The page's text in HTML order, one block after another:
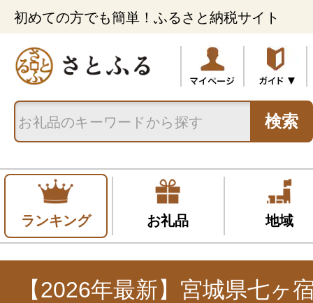
初めての方でも簡単！ふるさと納税サイト
検索
ランキング お礼品 地域
【2026年最新】宮城県七ヶ